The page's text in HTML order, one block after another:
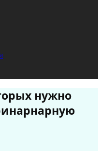
нужно